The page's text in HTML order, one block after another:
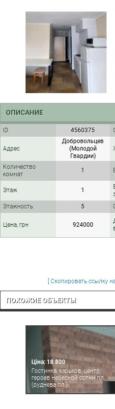
ОПИСАНИЕ
ID 4560375
Адрес
Добровольцев
(Молодой
Гвардии)
Количество
комнат
1
Этаж 1
Этажность 5
Цена, грн 924000
[ Скопировать ссылку
ПОХОЖИЕ ОБЪЕКТЫ
Ціна: 18 800
Гостинка, харьков, центр,
героев небесной сотни пл.
(руднева пл.)